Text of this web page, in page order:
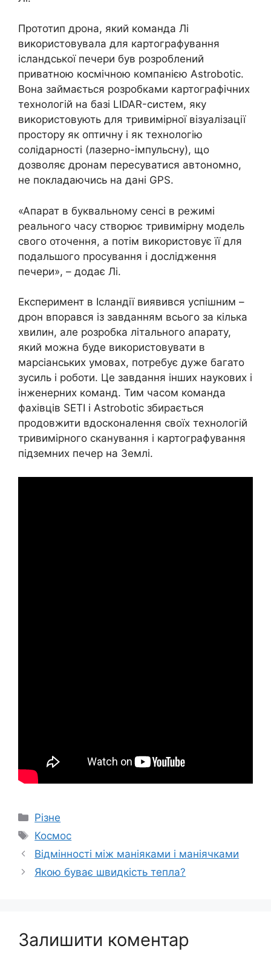
Прототип дрона, який команда Лі
використовувала для картографування
ісландської печери був розроблений
приватною космічною компанією Astrobotic.
Вона займається розробками картографічних
технологій на базі LIDAR-систем, яку
використовують для тривимірної візуалізації
простору як оптичну і як технологію
солідарності (лазерно-імпульсну), що
дозволяє дронам пересуватися автономно,
не покладаючись на дані GPS.
«Апарат в буквальному сенсі в режимі
реального часу створює тривимірну модель
свого оточення, а потім використовує її для
подальшого просування і дослідження
печери», – додає Лі.
Експеримент в Ісландії виявився успішним –
дрон впорався із завданням всього за кілька
хвилин, але розробка літального апарату,
який можна буде використовувати в
марсіанських умовах, потребує дуже багато
зусиль і роботи. Це завдання інших наукових і
інженерних команд. Тим часом команда
фахівців SETI і Astrobotic збирається
продовжити вдосконалення своїх технологій
тривимірного сканування і картографування
підземних печер на Землі.
Категорії
Різне
Позначки
Космос
Відмінності між маніяками і маніячками
Якою буває швидкість тепла?
Залишити коментар